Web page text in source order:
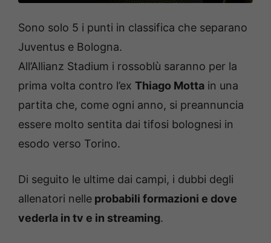
Sono solo 5 i punti in classifica che separano
Juventus e Bologna.
All’Allianz Stadium i rossoblù saranno per la
prima volta contro l’ex Thiago Motta in una
partita che, come ogni anno, si preannuncia
essere molto sentita dai tifosi bolognesi in
esodo verso Torino.
Di seguito le ultime dai campi, i dubbi degli
allenatori nelle probabili formazioni e dove
vederla in tv e in streaming.